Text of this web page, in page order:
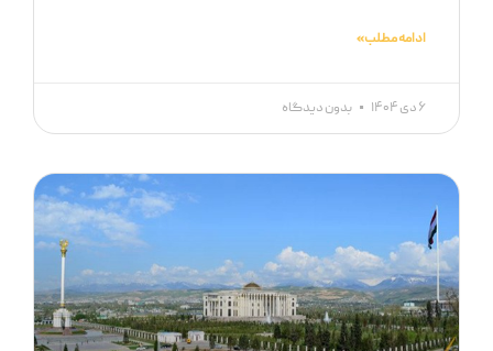
ادامه مطلب »
۶ دی ۱۴۰۴ بدون دیدگاه